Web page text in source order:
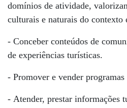
domínios de atividade,
culturais e naturais do contexto
- Conceber conteúdos de
de experiências turísticas.
- Promover e vender
- Atender, prestar informações